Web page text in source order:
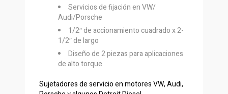
Servicios de fijación en VW/
Audi/Porsche
1/2″ de accionamiento cuadrado x 2-
1/2″ de largo
Diseño de 2 piezas para aplicaciones
de alto torque
Sujetadores de servicio en motores VW, Audi,